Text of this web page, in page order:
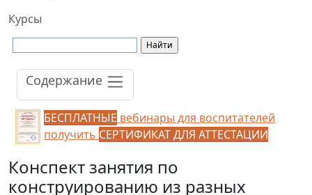
Курсы
Содержание
БЕСПЛАТНЫЕ вебинары для воспитателей
получить СЕРТИФИКАТ ДЛЯ АТТЕСТАЦИИ
Конспект занятия по
конструированию из разных